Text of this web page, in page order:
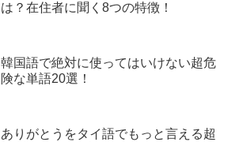
は？在住者に聞く8つの特徴！
韓国語で絶対に使ってはいけない超危
険な単語20選！
ありがとうをタイ語でもっと言える超